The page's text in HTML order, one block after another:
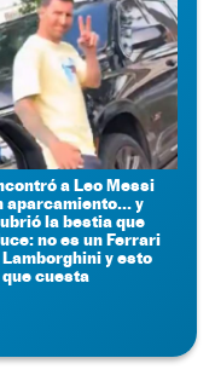
a Leo Messi
aparcamiento... y
la bestia que
no es un Ferrari
Lamborghini y esto
cuesta